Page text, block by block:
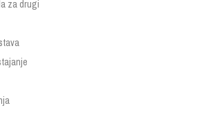
za drugi